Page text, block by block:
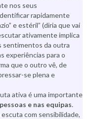
nos seus
rapidamente
e estéril” (diria que vai
ativamente implica
sentimentos da outra
experiências para o
que o outro vê, de
se plena e
ativa é uma importante
e nas equipas.
com sensibilidade,